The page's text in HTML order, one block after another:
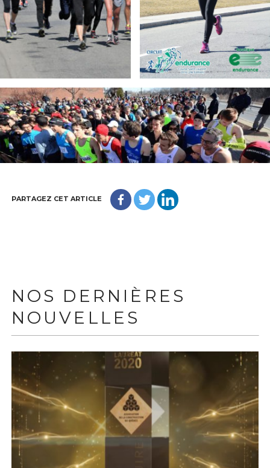
PARTAGEZ CET ARTICLE
NOS DERNIÈRES
NOUVELLES